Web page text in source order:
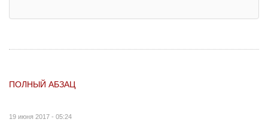
ПОЛНЫЙ АБЗАЦ
19 июня 2017 - 05:24